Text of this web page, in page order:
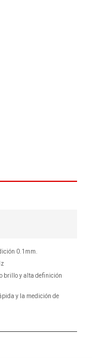
0.1mm.
brillo y alta definición
y la medición de